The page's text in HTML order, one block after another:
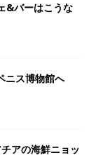
&バーはこうな
ニス博物館へ
アの海鮮ニョッ